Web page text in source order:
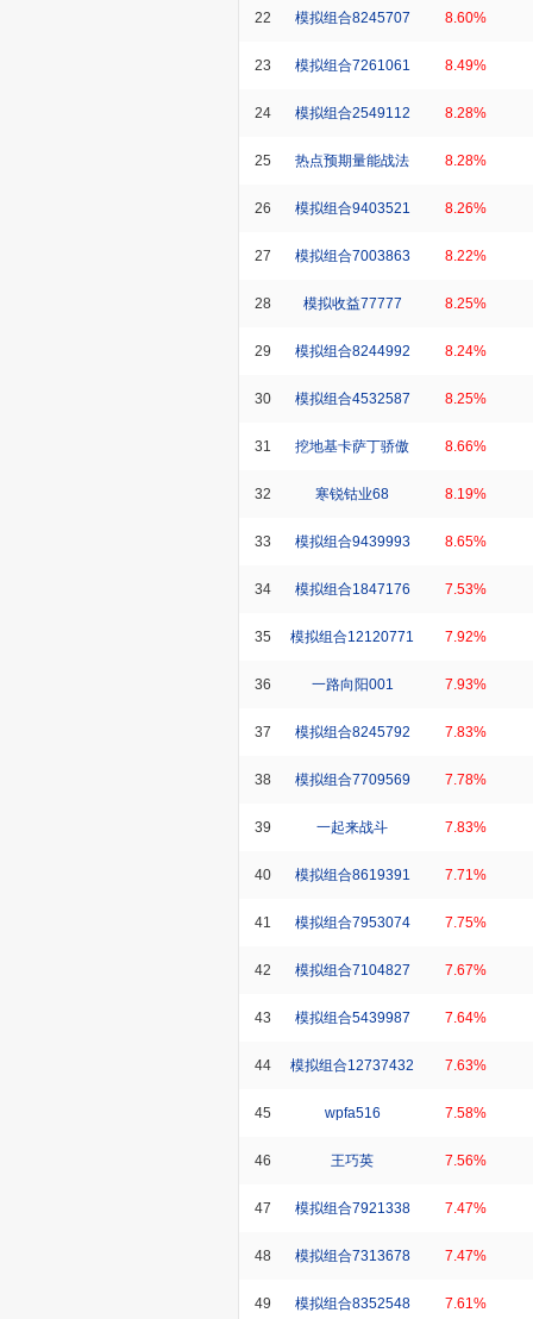
22 模拟组合8245707 8.60%
23 模拟组合7261061 8.49%
24 模拟组合2549112 8.28%
25 热点预期量能战法 8.28%
26 模拟组合9403521 8.26%
27 模拟组合7003863 8.22%
28 模拟收益77777 8.25%
29 模拟组合8244992 8.24%
30 模拟组合4532587 8.25%
31 挖地基卡萨丁骄傲 8.66%
32 寒锐钴业68 8.19%
33 模拟组合9439993 8.65%
34 模拟组合1847176 7.53%
35 模拟组合12120771 7.92%
36 一路向阳001 7.93%
37 模拟组合8245792 7.83%
38 模拟组合7709569 7.78%
39 一起来战斗 7.83%
40 模拟组合8619391 7.71%
41 模拟组合7953074 7.75%
42 模拟组合7104827 7.67%
43 模拟组合5439987 7.64%
44 模拟组合12737432 7.63%
45 wpfa516 7.58%
46 王巧英 7.56%
47 模拟组合7921338 7.47%
48 模拟组合7313678 7.47%
49 模拟组合8352548 7.61%